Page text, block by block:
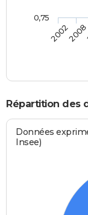
20022008
0,75
Répartition des
Données
Insee)